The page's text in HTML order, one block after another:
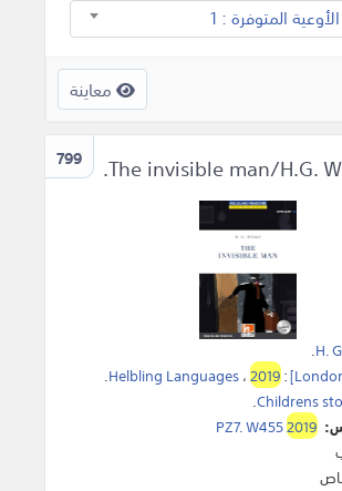
المتوفرة : 1
معاينة
799
H.
.
:
Helbling Languages،2019
.
Childrens
.
PZ7. W4552019